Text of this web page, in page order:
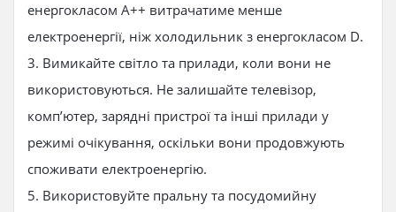
енергокласом A++ витрачатиме менше
електроенергії, ніж холодильник з енергокласом D.
3. Вимикайте світло та прилади, коли вони не
використовуються. Не залишайте телевізор,
комп’ютер, зарядні пристрої та інші прилади у
режимі очікування, оскільки вони продовжують
споживати електроенергію.
5. Використовуйте пральну та посудомийну